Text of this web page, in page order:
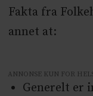
terminologi
som
om
Fakta fra
annet at:
ANNONSE KUN FOR
Generelt er